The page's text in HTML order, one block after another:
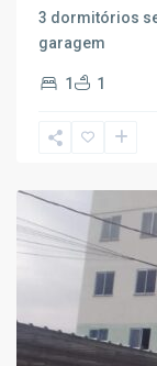
3 dormitórios
garagem
1 1
Esperança
de